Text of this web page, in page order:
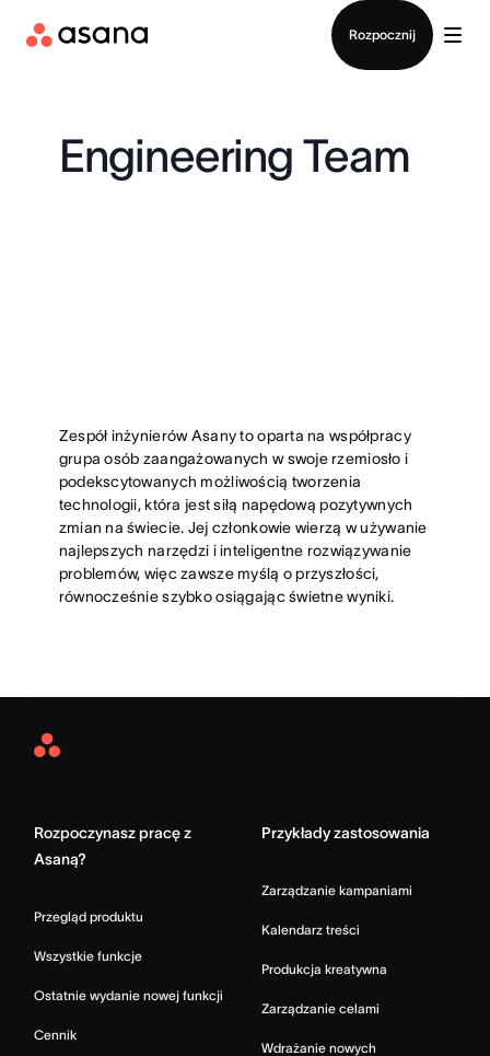
Rozpocznij
Engineering Team
Zespół inżynierów Asany to oparta na współpracy
grupa osób zaangażowanych w swoje rzemiosło i
podekscytowanych możliwością tworzenia
technologii, która jest siłą napędową pozytywnych
zmian na świecie. Jej członkowie wierzą w używanie
najlepszych narzędzi i inteligentne rozwiązywanie
problemów, więc zawsze myślą o przyszłości,
równocześnie szybko osiągając świetne wyniki.
Asana
Rozpoczynasz pracę z
Asaną?
Przegląd produktu
Wszystkie funkcje
Ostatnie wydanie nowej funkcji
Cennik
Przykłady zastosowania
Zarządzanie kampaniami
Kalendarz treści
Produkcja kreatywna
Zarządzanie celami
Wdrażanie nowych